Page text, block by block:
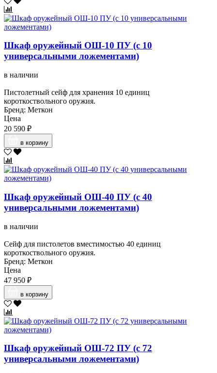
Шкаф оружейный ОШ-10 ПУ (с 10
универсальными ложементами)
в наличии
Пистолетный сейф для хранения 10 единиц
короткоствольного оружия.
Бренд: Меткон
Цена
20 590 ₽
в корзину
Шкаф оружейный ОШ-40 ПУ (с 40
универсальными ложементами)
в наличии
Сейф для пистолетов вместимостью 40 единиц
короткоствольного оружия.
Бренд: Меткон
Цена
47 950 ₽
в корзину
Шкаф оружейный ОШ-72 ПУ (с 72
универсальными ложементами)